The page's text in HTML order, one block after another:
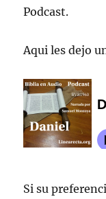
Podcast.
Aqui les dejo
Si su